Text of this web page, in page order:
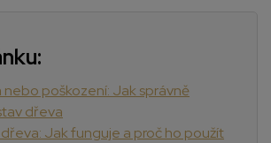
poškození: Jak správně
dřeva
Jak funguje a proč ho použít